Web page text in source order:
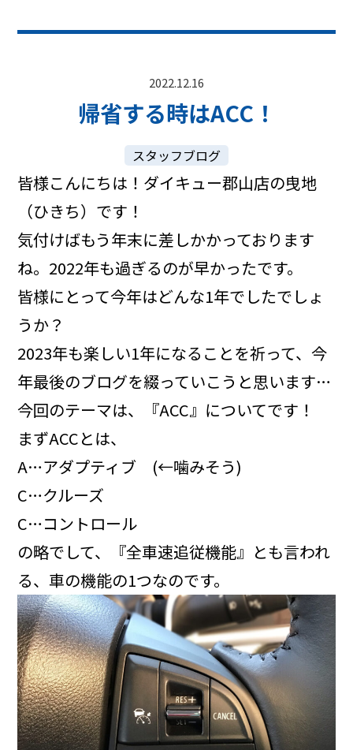
2022.12.16
帰省する時はACC！
スタッフブログ
皆様こんにちは！ダイキュー郡山店の曳地
（ひきち）です！
気付けばもう年末に差しかかっております
ね。2022年も過ぎるのが早かったです。
皆様にとって今年はどんな1年でしたでしょ
うか？
2023年も楽しい1年になることを祈って、今
年最後のブログを綴っていこうと思います…
今回のテーマは、『ACC』についてです！
まずACCとは、
A…アダプティブ (←噛みそう)
C…クルーズ
C…コントロール
の略でして、『全車速追従機能』とも言われ
る、車の機能の1つなのです。